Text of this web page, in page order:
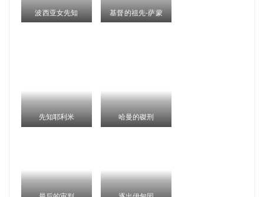
波西亚女先知 基督的祖先-萨蒙
先知耶利米 哈曼的磔刑